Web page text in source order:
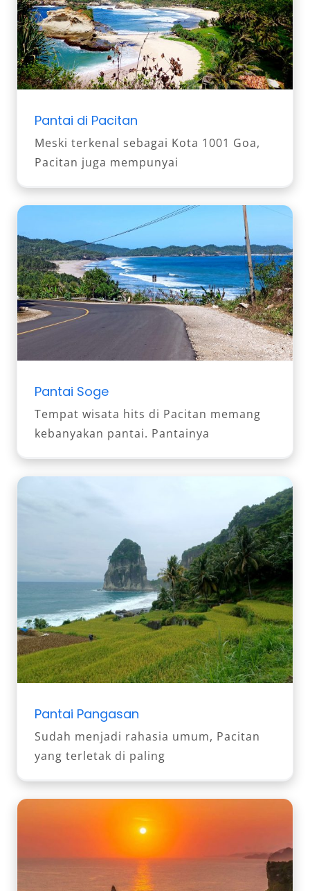
Pantai di Pacitan
Meski terkenal sebagai Kota 1001 Goa,
Pacitan juga mempunyai
Pantai Soge
Tempat wisata hits di Pacitan memang
kebanyakan pantai. Pantainya
Pantai Pangasan
Sudah menjadi rahasia umum, Pacitan
yang terletak di paling